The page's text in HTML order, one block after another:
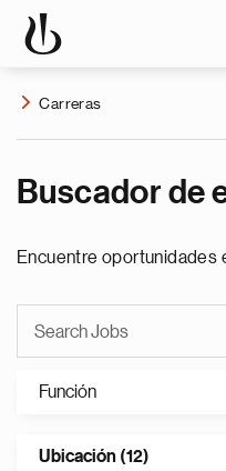
Carreras
Buscador de
Encuentre oportunidades
Función
Ubicación (12)